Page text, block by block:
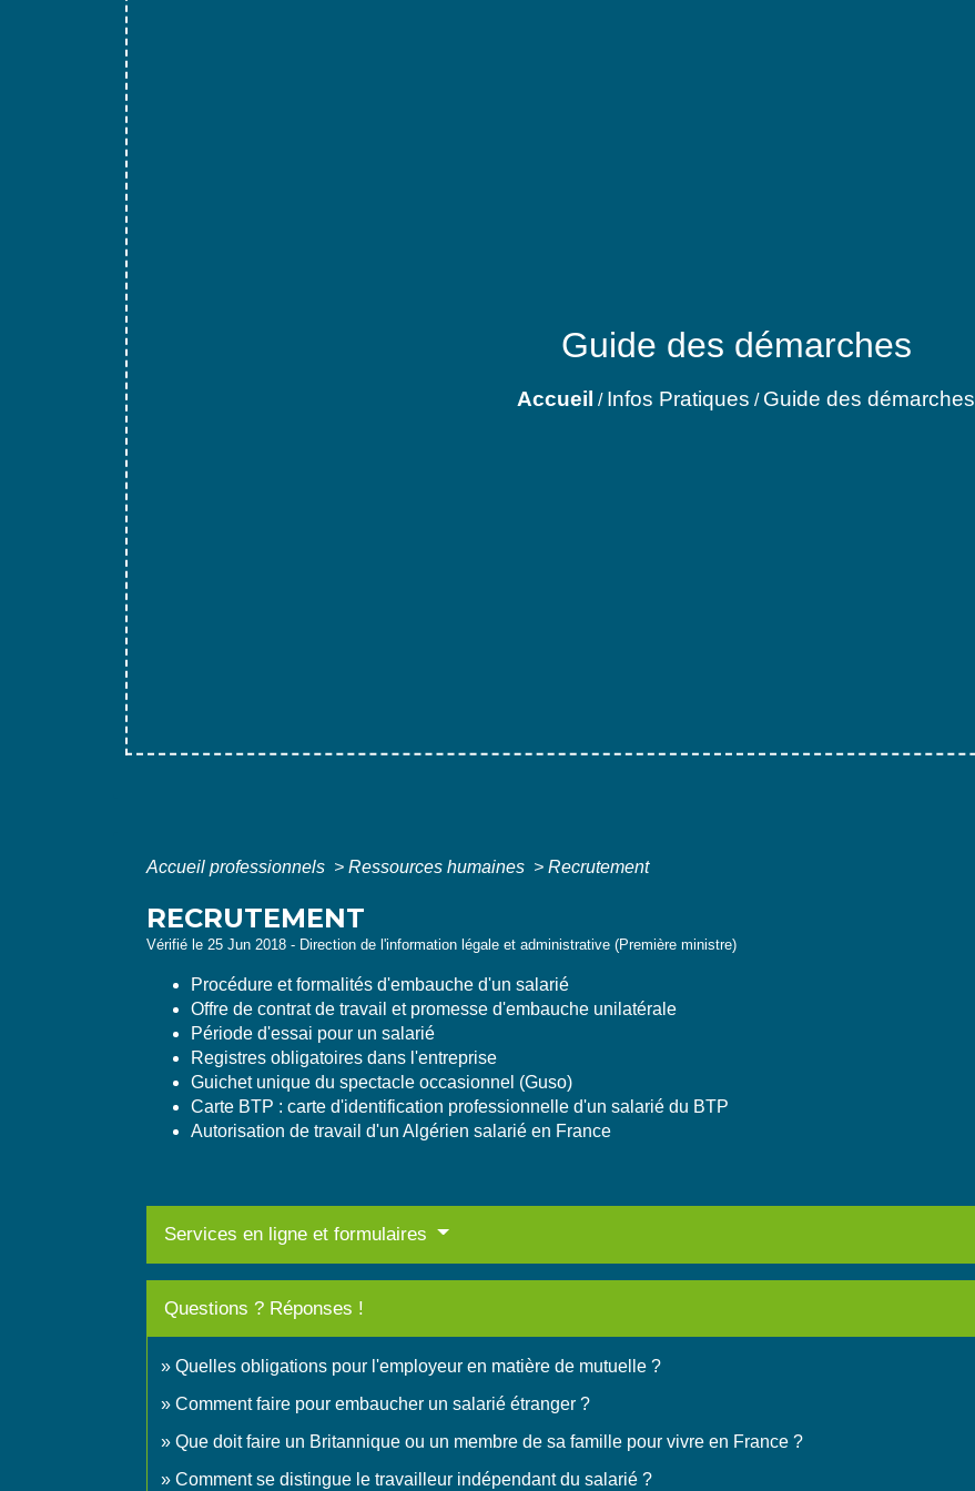
Guide des démarches
Accueil / Infos Pratiques / Guide des démarches
Accueil professionnels > Ressources humaines > Recrutement
RECRUTEMENT
Vérifié le 25 Jun 2018 - Direction de l'information légale et administrative (Première ministre)
Procédure et formalités d'embauche d'un salarié
Offre de contrat de travail et promesse d'embauche unilatérale
Période d'essai pour un salarié
Registres obligatoires dans l'entreprise
Guichet unique du spectacle occasionnel (Guso)
Carte BTP : carte d'identification professionnelle d'un salarié du BTP
Autorisation de travail d'un Algérien salarié en France
Services en ligne et formulaires
Questions ? Réponses !
Quelles obligations pour l'employeur en matière de mutuelle ?
Comment faire pour embaucher un salarié étranger ?
Que doit faire un Britannique ou un membre de sa famille pour vivre en France ?
Comment se distingue le travailleur indépendant du salarié ?